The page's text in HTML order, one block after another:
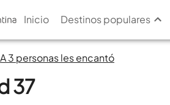
Inicio Destinos populares
A 3 personas les encantó
37